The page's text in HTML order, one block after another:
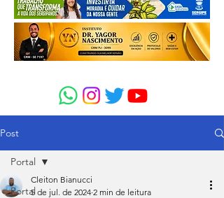
Post
Portal
Portal
Cleiton Bianucci
5 de jul. de 2024 2 min de leitura